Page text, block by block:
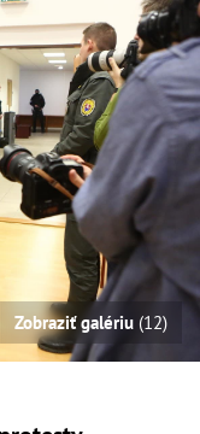
Zobraziť galériu (12)